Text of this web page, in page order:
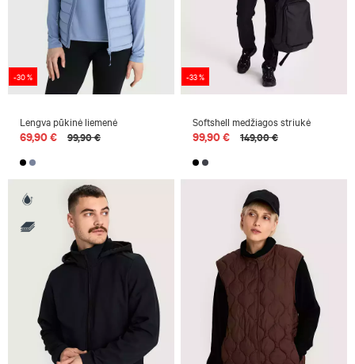
-30 %
Lengva pūkinė liemenė
69,90 € 99,90 €
-33 %
Softshell medžiagos striukė
99,90 € 149,00 €